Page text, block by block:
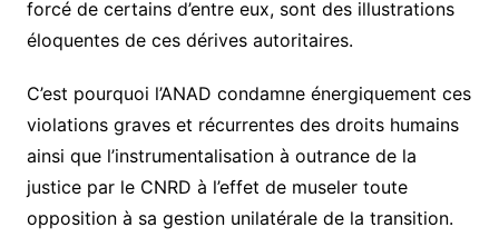
forcé de certains d’entre eux, sont des illustrations
éloquentes de ces dérives autoritaires.
C’est pourquoi l’ANAD condamne énergiquement ces
violations graves et récurrentes des droits humains
ainsi que l’instrumentalisation à outrance de la
justice par le CNRD à l’effet de museler toute
opposition à sa gestion unilatérale de la transition.